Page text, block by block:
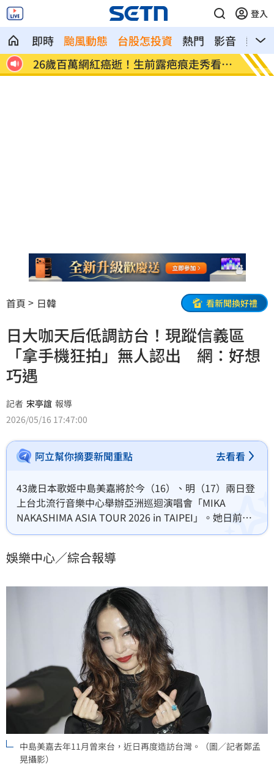
登入
即時 颱風動態 台股怎投資 熱門 影音
熱搜
了
26歲百萬網紅癌逝！生前露疤痕走秀看哭
網
店家
臉
首頁 日韓 看新聞換好禮
日大咖天后低調訪台！現蹤信義區
「拿手機狂拍」無人認出 網：好想
巧遇
記者 宋亭誼 報導
2026/05/16 17:47:00
阿立幫你摘要新聞重點 去看看
43歲日本歌姬中島美嘉將於今（16）、明（17）兩日登
上台北流行音樂中心舉辦亞洲巡迴演唱會「MIKA
NAKASHIMA ASIA TOUR 2026 in TAIPEI」。她日前為
了演唱會提前抵台，還在社群平台分享自己現身台北信
的存在。
娛樂中心／綜合報導
中島美嘉去年11月曾來台，近日再度造訪台灣。（圖／記者鄭孟
晃攝影）